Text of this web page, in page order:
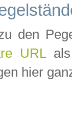
den
URLals
hier